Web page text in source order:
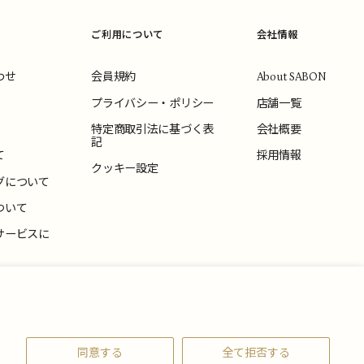
同意する 全て拒否する
せ
について
いて
ービスに
ご利用について
会員規約
プライバシー・ポリシー
特定商取引法に基づく表
記
クッキー設定
会社情報
About SABON
店舗一覧
会社概要
採用情報